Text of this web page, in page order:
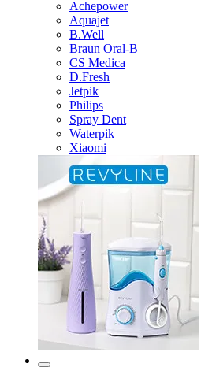
Achepower
Aquajet
B.Well
Braun Oral-B
CS Medica
D.Fresh
Jetpik
Philips
Spray Dent
Waterpik
Xiaomi